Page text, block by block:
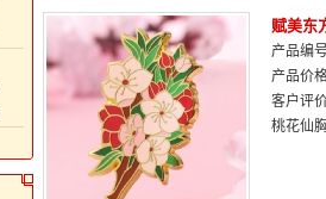
赋美东
产品编
产品价
客户评
桃花仙